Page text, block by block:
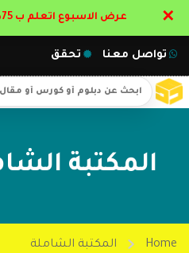
تواصل معنا تحقق
المكتبة
Home المكتبة الشاملة
عرض الاسبوع اتعلم ب 75% خصم : احجز مقعدك الان ✕